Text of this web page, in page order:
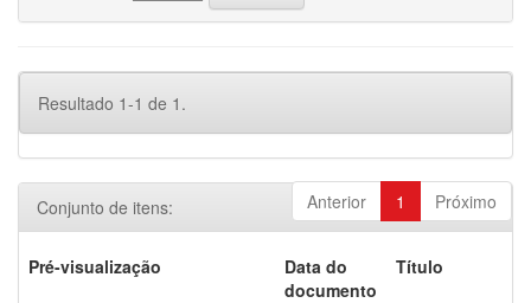
Resultado 1-1 de 1.
Anterior 1 Próximo
Conjunto de itens:
Pré-visualização
Data do
documento
Título